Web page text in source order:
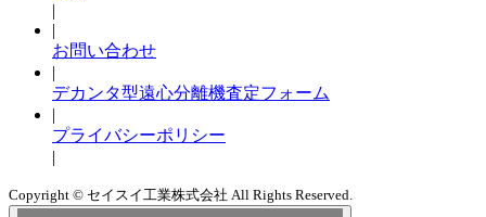
|
|
お問い合わせ
|
デカンタ型遠心分離機査定フォーム
|
プライバシーポリシー
|
Copyright © セイスイ工業株式会社 All Rights Reserved.